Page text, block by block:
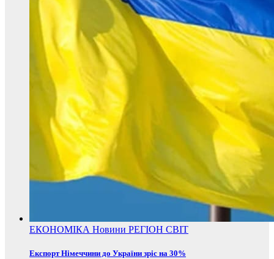
ЕКОНОМІКА Новини РЕГІОН СВІТ
Експорт Німеччини до України зріс на 30%